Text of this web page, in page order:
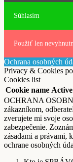
Súhlasím
Použiť len
Ochrana osobných
Privacy & Cookies
Cookies list
Cookie name Active
OCHRANA
zákazníkom,
zverujete mi svoje
zabezpečenie.
zásadami a právami,
ochrane osobných